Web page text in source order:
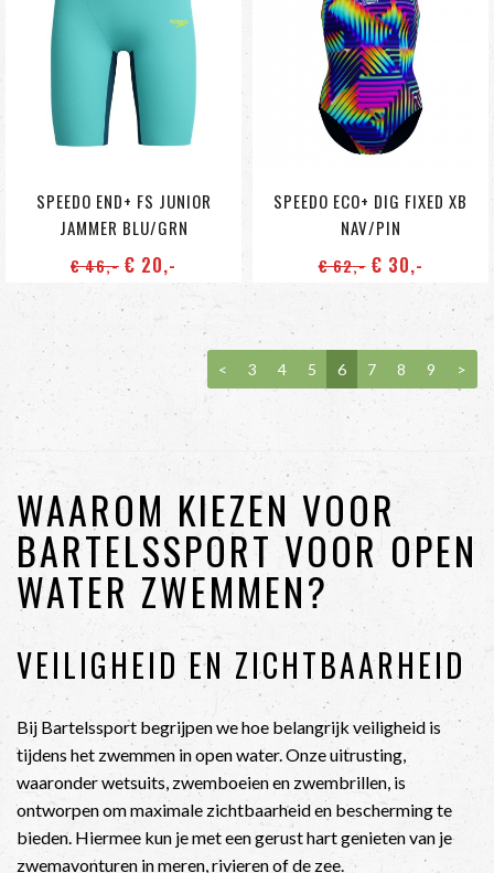
SPEEDO END+ FS JUNIOR
JAMMER BLU/GRN
€ 46,- € 20,-
SPEEDO ECO+ DIG FIXED XB
NAV/PIN
€ 62,-€ 30,-
< 3 4 5 6 7 8 9 >
WAAROM KIEZEN VOOR
BARTELSSPORT VOOR OPEN
WATER ZWEMMEN?
VEILIGHEID EN ZICHTBAARHEID
Bij Bartelssport begrijpen we hoe belangrijk veiligheid is
tijdens het zwemmen in open water. Onze uitrusting,
waaronder wetsuits, zwemboeien en zwembrillen, is
ontworpen om maximale zichtbaarheid en bescherming te
bieden. Hiermee kun je met een gerust hart genieten van je
zwemavonturen in meren, rivieren of de zee.